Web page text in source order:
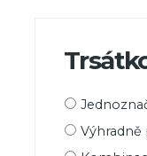
Možnosti
Výhradně